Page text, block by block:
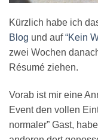
Kürzlich habe ich
Blog und auf“Kein
zwei Wochen
Résumé ziehen.
Vorab ist mir eine
Event den vollen
normaler” Gast,